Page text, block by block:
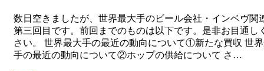
投稿者master
数日空きましたが、世界最大手のビール会社・インベヴ関
第三回目です。前回までのものは以下です。是非お目通し
さい。 世界最大手の最近の動向について①新たな買収 世
手の最近の動向について②ホップの供給について さ…